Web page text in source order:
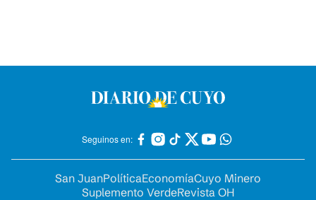
Seguinos en:
San JuanPolíticaEconomíaCuyo Minero
Suplemento VerdeRevista OH